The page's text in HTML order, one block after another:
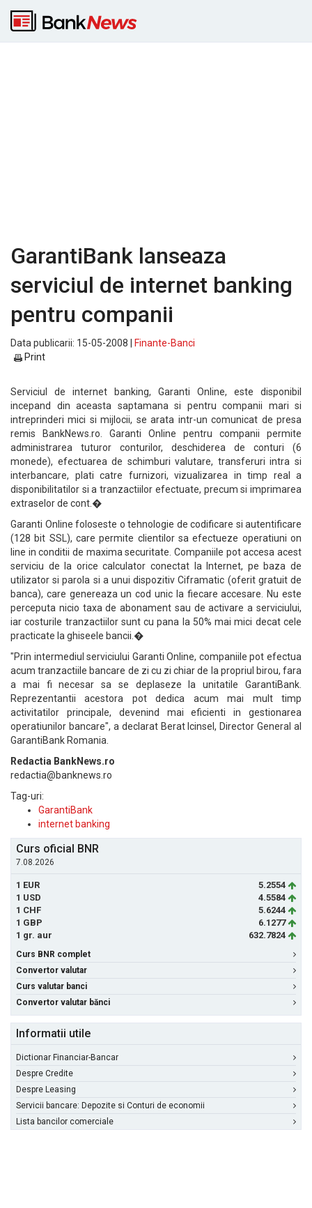
GarantiBank lanseaza
serviciul de internet banking
pentru companii
Data publicarii: 15-05-2008 |
Finante-Banci
Print
Serviciul de internet banking, Garanti Online, este disponibil
incepand din aceasta saptamana si pentru companii mari si
intreprinderi mici si mijlocii, se arata intr-un comunicat de presa
remis BankNews.ro. Garanti Online pentru companii permite
administrarea tuturor conturilor, deschiderea de conturi (6
monede), efectuarea de schimburi valutare, transferuri intra si
interbancare, plati catre furnizori, vizualizarea in timp real a
disponibilitatilor si a tranzactiilor efectuate, precum si imprimarea
extraselor de cont.�
Garanti Online foloseste o tehnologie de codificare si autentificare
(128 bit SSL), care permite clientilor sa efectueze operatiuni on
line in conditii de maxima securitate. Companiile pot accesa acest
serviciu de la orice calculator conectat la Internet, pe baza de
utilizator si parola si a unui dispozitiv Ciframatic (oferit gratuit de
banca), care genereaza un cod unic la fiecare accesare. Nu este
perceputa nicio taxa de abonament sau de activare a serviciului,
iar costurile tranzactiilor sunt cu pana la 50% mai mici decat cele
practicate la ghiseele bancii.�
"Prin intermediul serviciului Garanti Online, companiile pot efectua
acum tranzactiile bancare de zi cu zi chiar de la propriul birou, fara
a mai fi necesar sa se deplaseze la unitatile GarantiBank.
Reprezentantii acestora pot dedica acum mai mult timp
activitatilor principale, devenind mai eficienti in gestionarea
operatiunilor bancare", a declarat Berat Icinsel, Director General al
GarantiBank Romania.
Redactia BankNews.ro
redactia@banknews.ro
Tag-uri:
GarantiBank
internet banking
Curs oficial BNR
7.08.2026
1 EUR
5.2554
1 USD
4.5584
1 CHF
5.6244
1 GBP
6.1277
1 gr. aur
632.7824
Curs BNR complet
Convertor valutar
Curs valutar banci
Convertor valutar bănci
Informatii utile
Dictionar Financiar-Bancar
Despre Credite
Despre Leasing
Servicii bancare: Depozite si Conturi de economii
Lista bancilor comerciale